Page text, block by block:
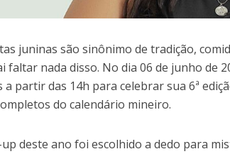
juninas são sinônimo de tradição,
faltar nada disso. No dia 06 de junho de
a partir das 14h para celebrar sua 6ª
do calendário mineiro.
deste ano foi escolhido a dedo para